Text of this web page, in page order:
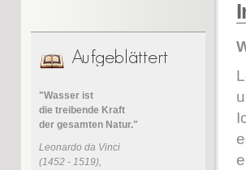
"Wasser ist
die treibende Kraft
der gesamten Natur."
Leonardo da Vinci
(1452 - 1519),